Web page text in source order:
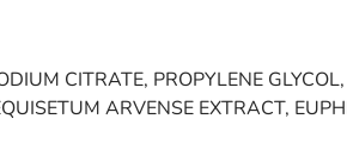
CITRATE, PROPYLENE GLYCOL,
ARVENSE EXTRACT,